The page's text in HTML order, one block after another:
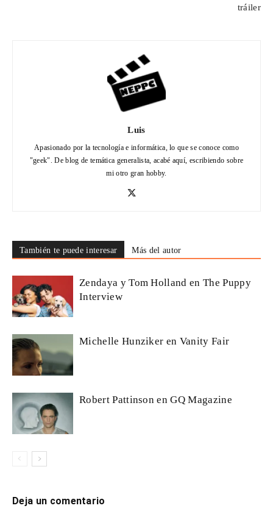
tráiler
Luis
Apasionado por la tecnología e informática, lo que se conoce como
"geek". De blog de temática generalista, acabé aquí, escribiendo sobre
mi otro gran hobby.
También te puede interesar Más del autor
Zendaya y Tom Holland en The Puppy
Interview
Michelle Hunziker en Vanity Fair
Robert Pattinson en GQ Magazine
Deja un comentario